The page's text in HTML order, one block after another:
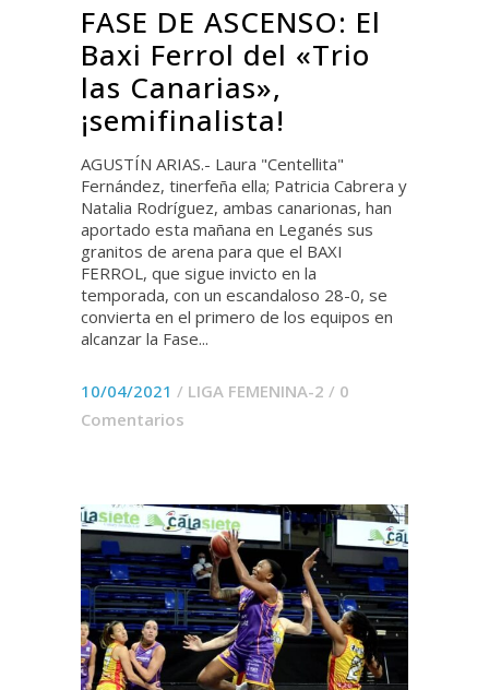
FASE DE ASCENSO: El
Baxi Ferrol del «Trio
las Canarias»,
¡semifinalista!
AGUSTÍN ARIAS.- Laura "Centellita"
Fernández, tinerfeña ella; Patricia Cabrera y
Natalia Rodríguez, ambas canarionas, han
aportado esta mañana en Leganés sus
granitos de arena para que el BAXI
FERROL, que sigue invicto en la
temporada, con un escandaloso 28-0, se
convierta en el primero de los equipos en
alcanzar la Fase...
10/04/2021 / LIGA FEMENINA-2 / 0
Comentarios